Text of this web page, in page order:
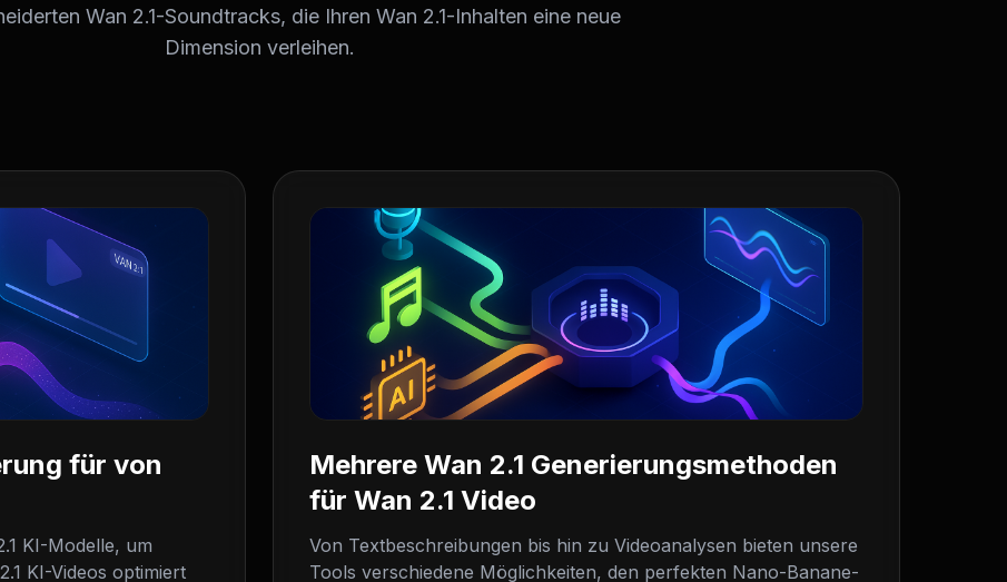
Wan 2.1-Soundtracks, die Ihren Wan 2.1-Inhalten eine neue
Dimension verleihen.
für von
KI-Modelle, um
KI-Videos optimiert
Mehrere Wan 2.1 Generierungsmethoden
für Wan 2.1 Video
Von Textbeschreibungen bis hin zu Videoanalysen bieten unsere
Tools verschiedene Möglichkeiten, den perfekten Nano-Banane-